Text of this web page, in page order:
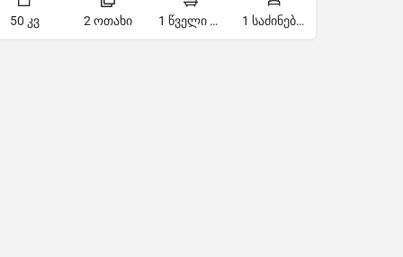
50 კვ 2 ოთახი 1 წველი წერტილი 1 საძინებელი